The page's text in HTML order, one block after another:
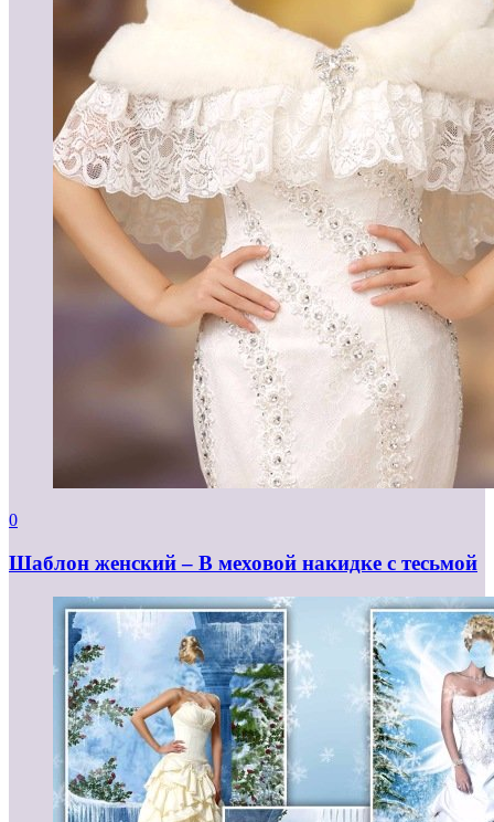
0
Шаблон женский – В меховой накидке с тесьмой